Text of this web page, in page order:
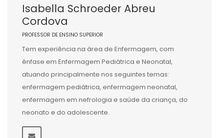
Isabella Schroeder Abreu
Cordova
PROFESSOR DE ENSINO SUPERIOR
Tem experiência na área de Enfermagem, com
ênfase em Enfermagem Pediátrica e Neonatal,
atuando principalmente nos seguintes temas:
enfermagem pediátrica, enfermagem neonatal,
enfermagem em nefrologia e saúde da criança, do
neonato e do adolescente.